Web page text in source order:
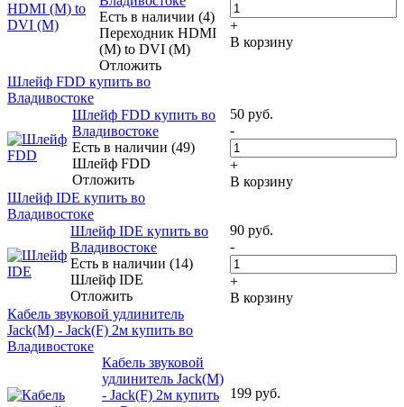
Есть в наличии (4)
Переходник HDMI
(M) to DVI (M)
Отложить
+
В корзину
Шлейф FDD купить во
Владивостоке
Шлейф FDD купить во
Владивостоке
Есть в наличии (49)
Шлейф FDD
Отложить
50 руб.
-
+
В корзину
Шлейф IDE купить во
Владивостоке
Шлейф IDE купить во
Владивостоке
Есть в наличии (14)
Шлейф IDE
Отложить
90 руб.
-
+
В корзину
Кабель звуковой удлинитель
Jack(M) - Jack(F) 2м купить во
Владивостоке
Кабель звуковой
удлинитель Jack(M)
- Jack(F) 2м купить
199 руб.